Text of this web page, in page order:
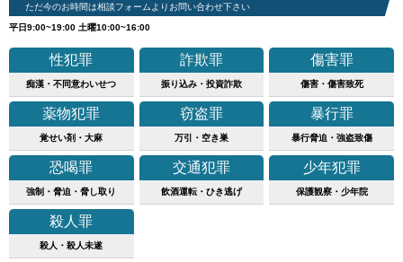
ただ今のお時間は相談フォームよりお問い合わせ下さい
平日9:00~19:00 土曜10:00~16:00
性犯罪
痴漢・不同意わいせつ
詐欺罪
振り込み・投資詐欺
傷害罪
傷害・傷害致死
薬物犯罪
覚せい剤・大麻
窃盗罪
万引・空き巣
暴行罪
暴行脅迫・強盗致傷
恐喝罪
強制・脅迫・脅し取り
交通犯罪
飲酒運転・ひき逃げ
少年犯罪
保護観察・少年院
殺人罪
殺人・殺人未遂